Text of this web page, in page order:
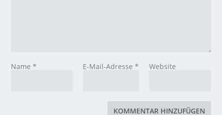
Name* E-Mail-Adresse * Website